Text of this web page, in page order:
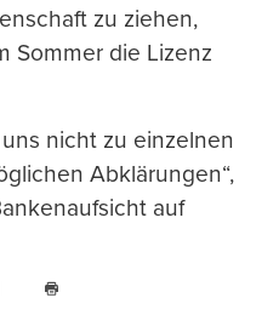
zu ziehen,
Sommer die Lizenz
nicht zu einzelnen
Abklärungen“,
auf
LinkedIn